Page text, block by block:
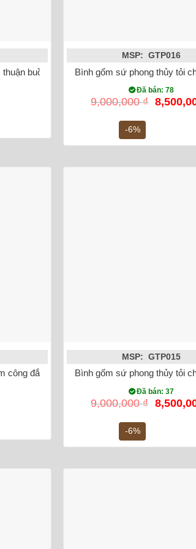
buồm xuôi gió đắp nổi xanh đen 60cm
-6%
MSP: GTP016
Bình gốm sứ phong thủy tỏi
Đã bán: 78
9,000,000₫ Giá
công đắp nổi vẽ vàng màu đỏ
-6%
MSP: GTP015
Bình gốm sứ phong thủy tỏi
Đã bán: 37
9,000,000₫ Giá